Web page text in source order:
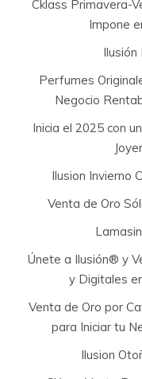
Cklass Primavera-
Impone
Perfumes
Negocio
Inicia el 2025 con
Ilusion Invierno
Venta de Oro
Únete a Ilusión® y
y Digitales
Venta de Oro por
para Iniciar tu
Ilusion